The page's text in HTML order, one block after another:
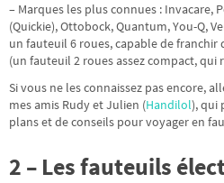
– Marques les plus connues : Invacare,
(Quickie), Ottobock, Quantum, You-Q,
un fauteuil 6 roues, capable de franchir
(un fauteuil 2 roues assez compact, qui
Si vous ne les connaissez pas encore,
mes amis Rudy et Julien (Handilol), qui
plans et de conseils pour voyager en
2 – Les fauteuils